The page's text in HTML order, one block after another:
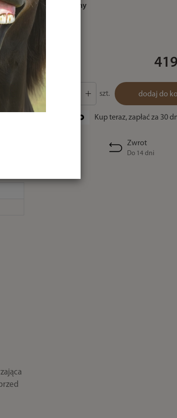
kolor: czarny
szt. dodaj do
Kup teraz, zapłać za 30
Zwrot
Do 14 dni